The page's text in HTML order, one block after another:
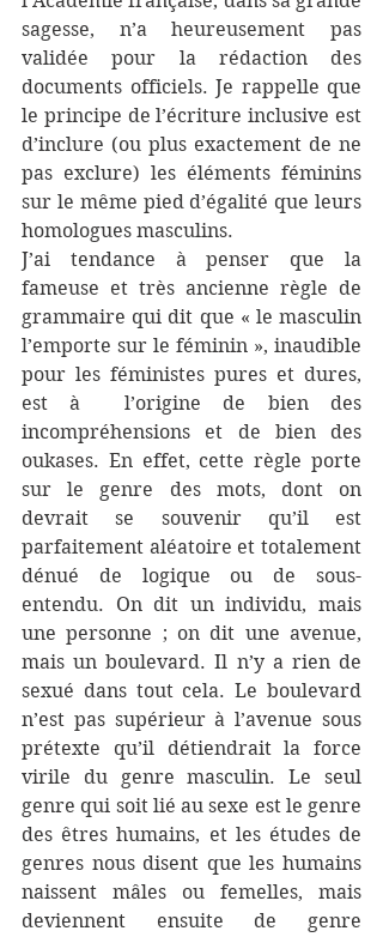
sagesse, n’a heureusement pas
validée pour la rédaction des
documents officiels. Je rappelle que
le principe de l’écriture inclusive est
d’inclure (ou plus exactement de ne
pas exclure) les éléments féminins
sur le même pied d’égalité que leurs
homologues masculins.
J’ai tendance à penser que la
fameuse et très ancienne règle de
grammaire qui dit que « le masculin
l’emporte sur le féminin », inaudible
pour les féministes pures et dures,
est à  l’origine de bien des
incompréhensions et de bien des
oukases. En effet, cette règle porte
sur le genre des mots, dont on
devrait se souvenir qu’il est
parfaitement aléatoire et totalement
dénué de logique ou de sous-
entendu. On dit un individu, mais
une personne ; on dit une avenue,
mais un boulevard. Il n’y a rien de
sexué dans tout cela. Le boulevard
n’est pas supérieur à l’avenue sous
prétexte qu’il détiendrait la force
virile du genre masculin. Le seul
genre qui soit lié au sexe est le genre
des êtres humains, et les études de
genres nous disent que les humains
naissent mâles ou femelles, mais
deviennent ensuite de genre